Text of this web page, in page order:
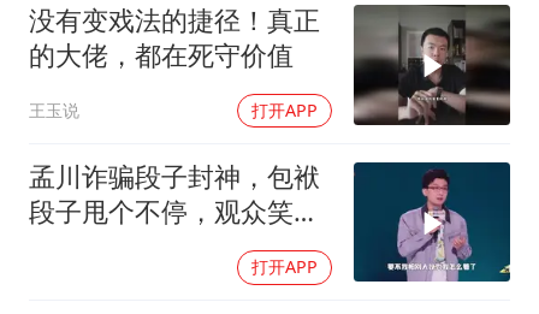
浙江省发出今年第2号指挥长令
辽宁省深化扫黑除恶专项斗争
一周大涨超7% 金价为何突然上涨
央视新主播李秋莹孙亚鹏亮相
没有变戏法的捷径！真正
的大佬，都在死守价值
王玉说 打开APP
孟川诈骗段子封神，包袱
段子甩个不停，观众笑到
打开APP